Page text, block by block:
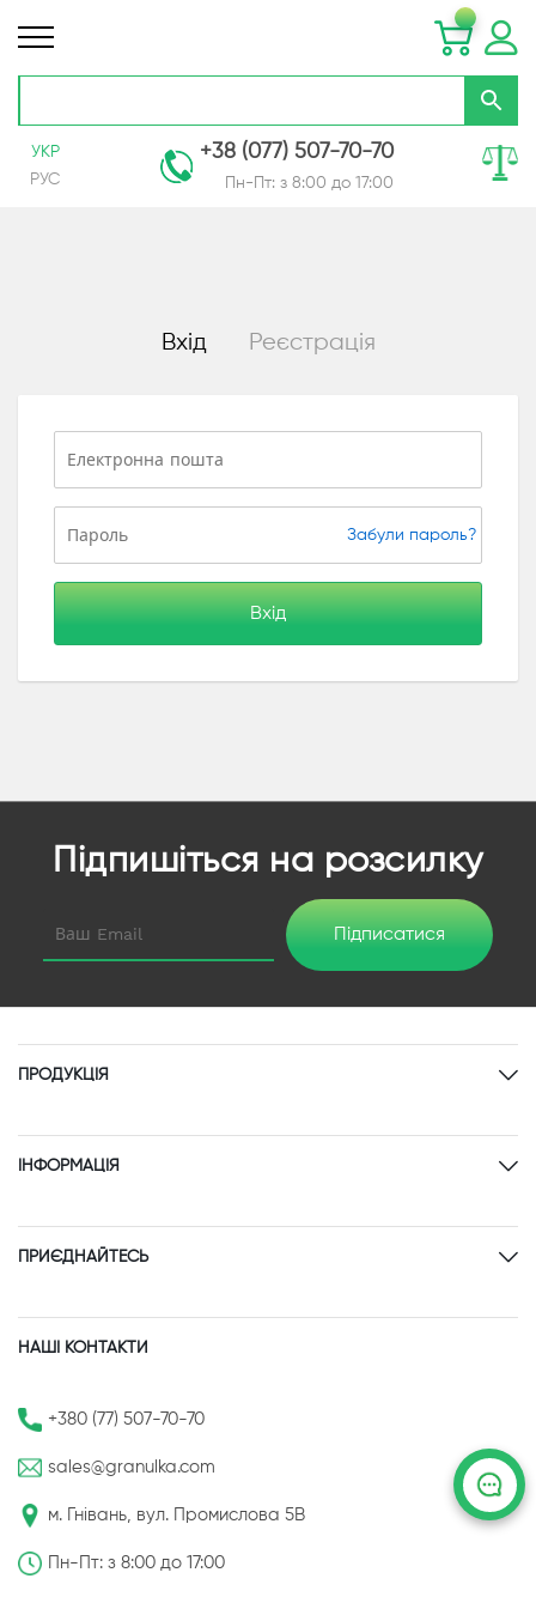
УКР
РУС
+38 (077) 507-70-70
Пн-Пт: з 8:00 до 17:00
Вхід Реєстрація
Забули пароль?
Вхід
Підпишіться на розсилку
Підписатися
ПРОДУКЦІЯ
ІНФОРМАЦІЯ
ПРИЄДНАЙТЕСЬ
НАШІ КОНТАКТИ
+380 (77) 507-70-70
sales@granulka.com
м. Гнівань, вул. Промислова 5В
Пн-Пт: з 8:00 до 17:00